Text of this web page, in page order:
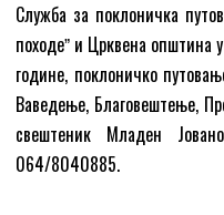
Служба за поклоничка
походеˮ и Црквена општина
године, поклоничко
Ваведење, Благовештење,
свештеник Младен
064/8040885.